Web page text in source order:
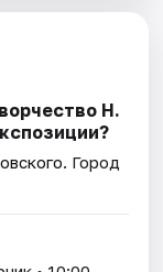
Н.
. Город